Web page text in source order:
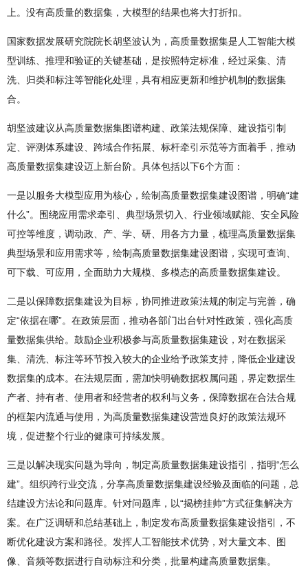
上。没有高质量的数据集，大模型的结果也将大打折扣。
国家数据发展研究院院长胡坚波认为，高质量数据集是人工智能大模
型训练、推理和验证的关键基础，是按照特定标准，经过采集、清
洗、归类和标注等智能化处理，具有相应更新和维护机制的数据集
合。
胡坚波建议从高质量数据集图谱构建、政策法规保障、建设指引制
定、评测体系建设、跨域合作拓展、标杆牵引示范等方面着手，推动
高质量数据集建设迈上新台阶。具体包括以下6个方面：
一是以服务大模型应用为核心，绘制高质量数据集建设图谱，明确“建
什么”。围绕应用需求牵引、典型场景切入、行业领域赋能、安全风险
可控等维度，调动政、产、学、研、用各方力量，梳理高质量数据集
典型场景和应用需求等，绘制高质量数据集建设图谱，实现可查询、
可下载、可应用，全面助力大规模、多模态的高质量数据集建设。
二是以保障数据集建设为目标，协同推进政策法规的制定与完善，确
定“依据在哪”。在政策层面，推动各部门出台针对性政策，强化高质
量数据集供给。鼓励企业积极参与高质量数据集建设，对在数据采
集、清洗、标注等环节投入较大的企业给予政策支持，降低企业建设
数据集的成本。在法规层面，需加快明确数据权属问题，界定数据生
产者、持有者、使用者和经营者的权利与义务，保障数据在合法合规
的框架内流通与使用，为高质量数据集建设营造良好的政策法规环
境，促进整个行业的健康可持续发展。
三是以解决现实问题为导向，制定高质量数据集建设指引，指明“怎么
建”。组织跨行业交流，分享高质量数据集建设经验及面临的问题，总
结建设方法论和问题库。针对问题库，以“揭榜挂帅”方式征集解决方
案。在广泛调研和总结基础上，制定发布高质量数据集建设指引，不
断优化建设方案和路径。发挥人工智能技术优势，对大量文本、图
像、音频等数据进行自动标注和分类，批量构建高质量数据集。